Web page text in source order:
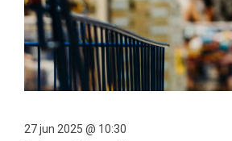
27 jun 2025 @ 10:30